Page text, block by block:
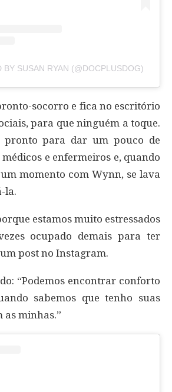
BY SUSAN RYAN (@DOCPLUSDOG)
socorro e fica no escritório
para que ninguém a toque.
pronto para dar um pouco de
e enfermeiros e, quando
momento com Wynn, se lava
la.
estamos muito estressados
ocupado demais para ter
um post no Instagram.
“Podemos encontrar conforto
sabemos que tenho suas
as minhas.”